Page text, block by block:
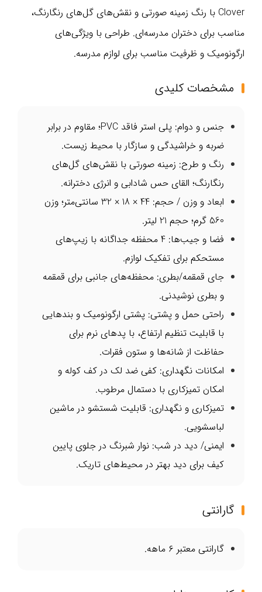
Clover با رنگ زمینه صورتی و نقش‌های گل‌های رنگارنگ،
مناسب برای دختران مدرسه‌ای. طراحی با ویژگی‌های
ارگونومیک و ظرفیت مناسب برای لوازم مدرسه.
مشخصات کلیدی
جنس و دوام: پلی استر فاقد PVC؛ مقاوم در برابر
ضربه و خراشیدگی و سازگار با محیط زیست.
رنگ و طرح: زمینه صورتی با نقش‌های گل‌های
رنگارنگ؛ القای حس شادابی و انرژی دخترانه.
ابعاد و وزن / حجم: 44 × 18 × 32 سانتی‌متر؛ وزن
560 گرم؛ حجم 21 لیتر.
فضا و جیب‌ها: 4 محفظه جداگانه با زیپ‌های
مستحکم برای تفکیک لوازم.
جای قمقمه/بطری: محفظه‌های جانبی برای قمقمه
و بطری نوشیدنی.
راحتی حمل و پشتی: پشتی ارگونومیک و بندهایی
با قابلیت تنظیم ارتفاع، با پدهای نرم برای
حفاظت از شانه‌ها و ستون فقرات.
امکانات نگهداری: کفی ضد لک در کف کوله و
امکان تمیزکاری با دستمال مرطوب.
تمیزکاری و نگهداری: قابلیت شستشو در ماشین
لباسشویی.
ایمنی/ دید در شب: نوار شبرنگ در جلوی پایین
کیف برای دید بهتر در محیط‌های تاریک.
گارانتی
گارانتی معتبر ۶ ماهه.